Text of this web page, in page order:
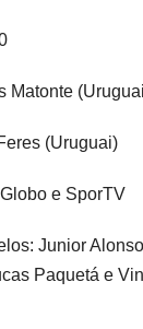
Matonte
(Uruguai)
e SporTV
Junior
Paquetá e